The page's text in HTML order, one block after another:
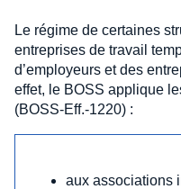
Le régime de certaines
entreprises de travail
d’employeurs et des
effet, le BOSS applique
(BOSS-Eff.-1220) :
aux associations